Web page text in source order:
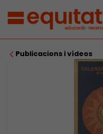
Publicacions i vídeos